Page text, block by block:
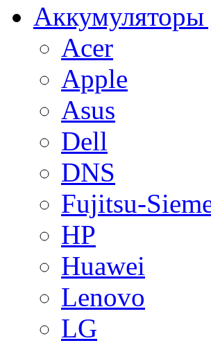
Аккумуляторы
Acer
Apple
Asus
Dell
DNS
Fujitsu-
HP
Huawei
Lenovo
LG